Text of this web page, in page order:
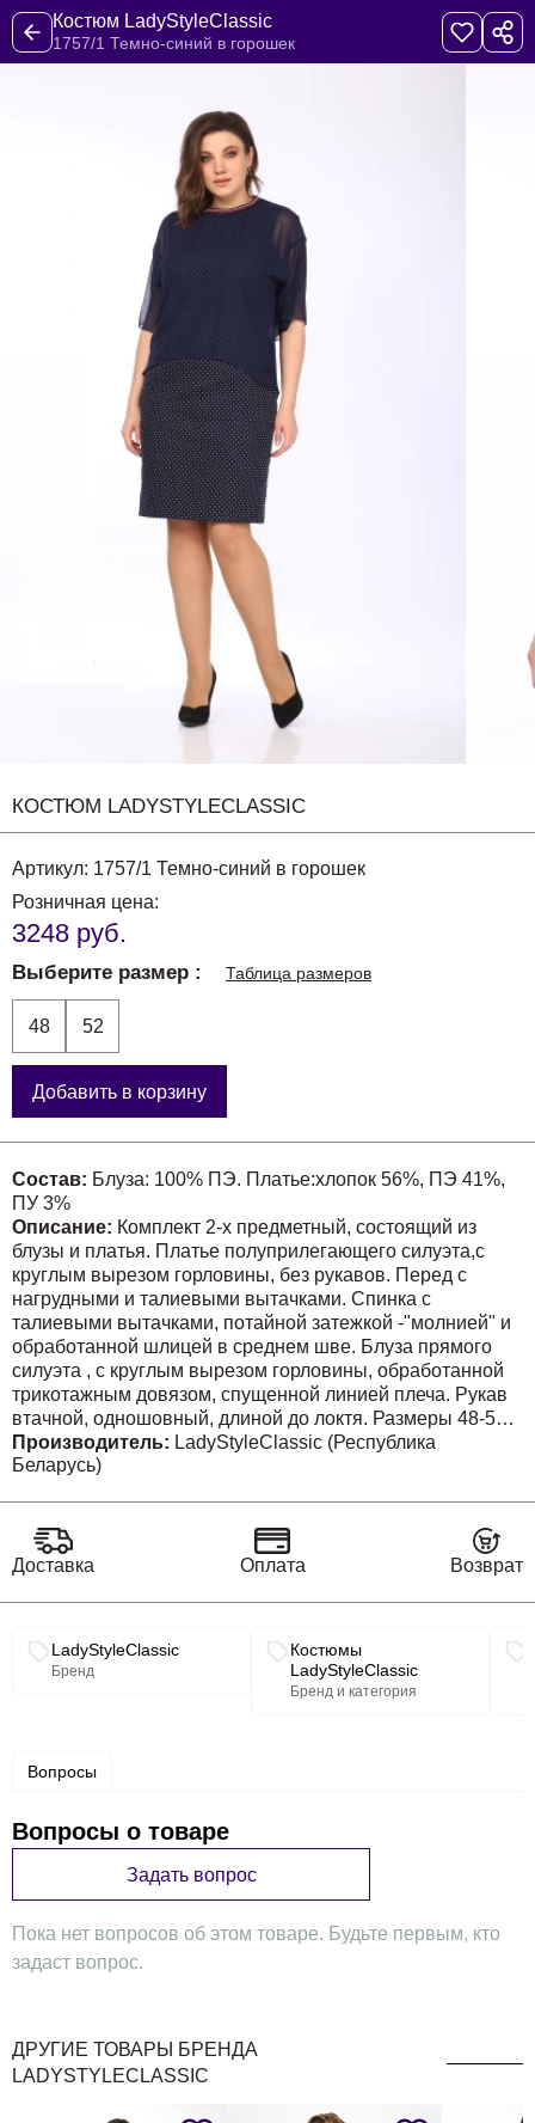
Костюм LadyStyleClassic
1757/1 Темно-синий в горошек
КОСТЮМ LADYSTYLECLASSIC
Артикул: 1757/1 Темно-синий в горошек
Розничная цена:
3248 руб.
Выберите размер Таблица размеров
48 52
Добавить в корзину
Состав: Блуза: 100% ПЭ. Платье:хлопок 56%, ПЭ 41%,
ПУ 3%
Описание: Комплект 2-х предметный, состоящий из
блузы и платья. Платье полуприлегающего силуэта,с
круглым вырезом горловины, без рукавов. Перед с
нагрудными и талиевыми вытачками. Спинка с
талиевыми вытачками, потайной затежкой -"молнией" и
обработанной шлицей в среднем шве. Блуза прямого
силуэта , с круглым вырезом горловины, обработанной
трикотажным довязом, спущенной линией плеча. Рукав
втачной, одношовный, длиной до локтя. Размеры 48-52:
Длина блузы 60 см, длина рукава 24см, длина платья 96
см.
Производитель: LadyStyleClassic (Республика
Беларусь)
Доставка Оплата Возврат
Связанные разделы каталога
LadyStyleClassic
Бренд
Костюмы
LadyStyleClassic
Бренд и категория
Вопросы
Вопросы о товаре
Задать вопрос
Пока нет вопросов об этом товаре. Будьте первым, кто
задаст вопрос.
ДРУГИЕ ТОВАРЫ БРЕНДА
LADYSTYLECLASSIC